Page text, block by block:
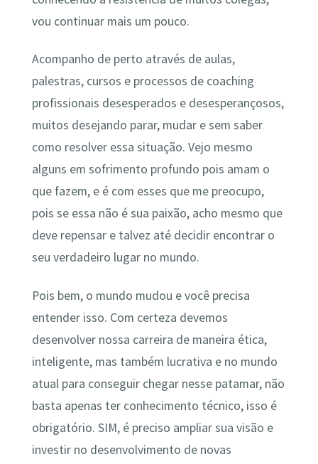
vou continuar mais um pouco.
Acompanho de perto através de aulas,
palestras, cursos e processos de coaching
profissionais desesperados e desesperançosos,
muitos desejando parar, mudar e sem saber
como resolver essa situação. Vejo mesmo
alguns em sofrimento profundo pois amam o
que fazem, e é com esses que me preocupo,
pois se essa não é sua paixão, acho mesmo que
deve repensar e talvez até decidir encontrar o
seu verdadeiro lugar no mundo.
Pois bem, o mundo mudou e você precisa
entender isso. Com certeza devemos
desenvolver nossa carreira de maneira ética,
inteligente, mas também lucrativa e no mundo
atual para conseguir chegar nesse patamar, não
basta apenas ter conhecimento técnico, isso é
obrigatório. SIM, é preciso ampliar sua visão e
investir no desenvolvimento de novas